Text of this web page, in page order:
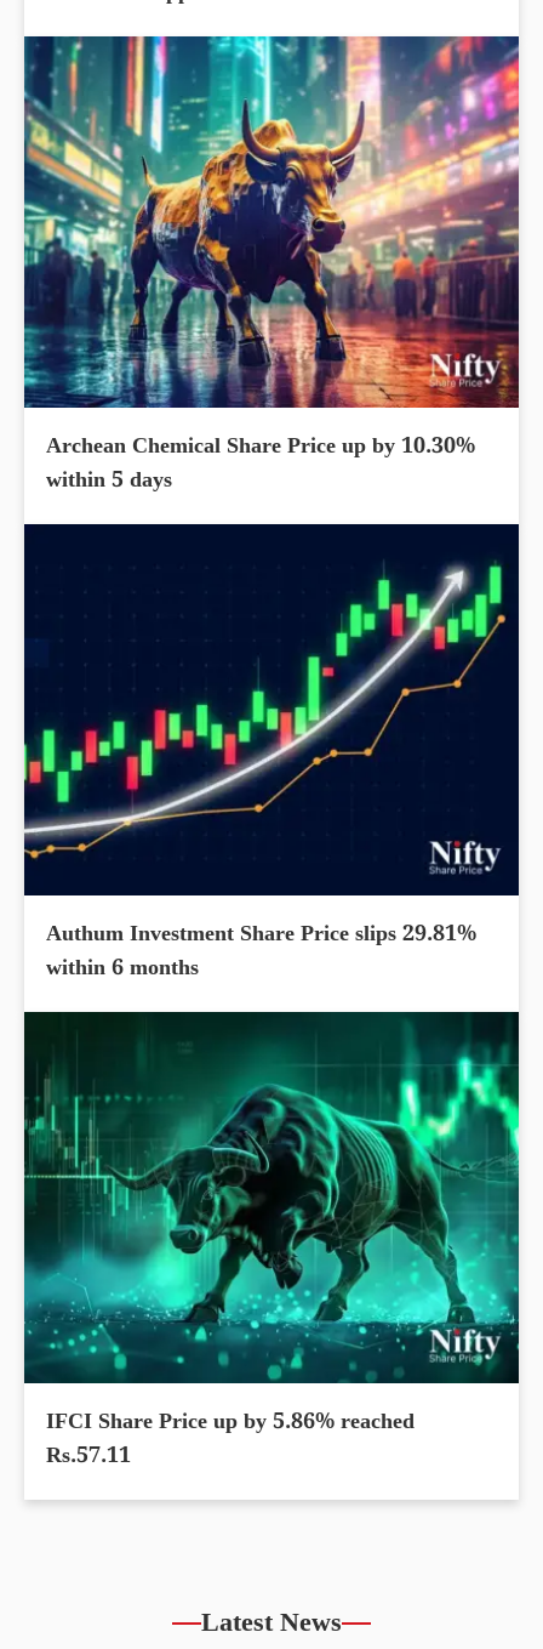
Archean Chemical Share Price up by 10.30%
within 5 days
Authum Investment Share Price slips 29.81%
within 6 months
IFCI Share Price up by 5.86% reached
Rs.57.11
Latest News